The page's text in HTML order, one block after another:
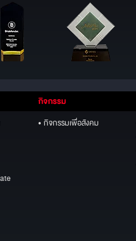
กิจกรรม
• กิจกรรมเพื่อสังคม